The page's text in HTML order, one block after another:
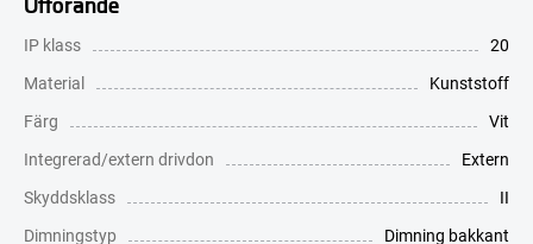
IP klass
20
Material
Kunststoff
Färg
Vit
Integrerad/extern drivdon
Extern
Skyddsklass
II
Dimningstyp
Dimning bakkant